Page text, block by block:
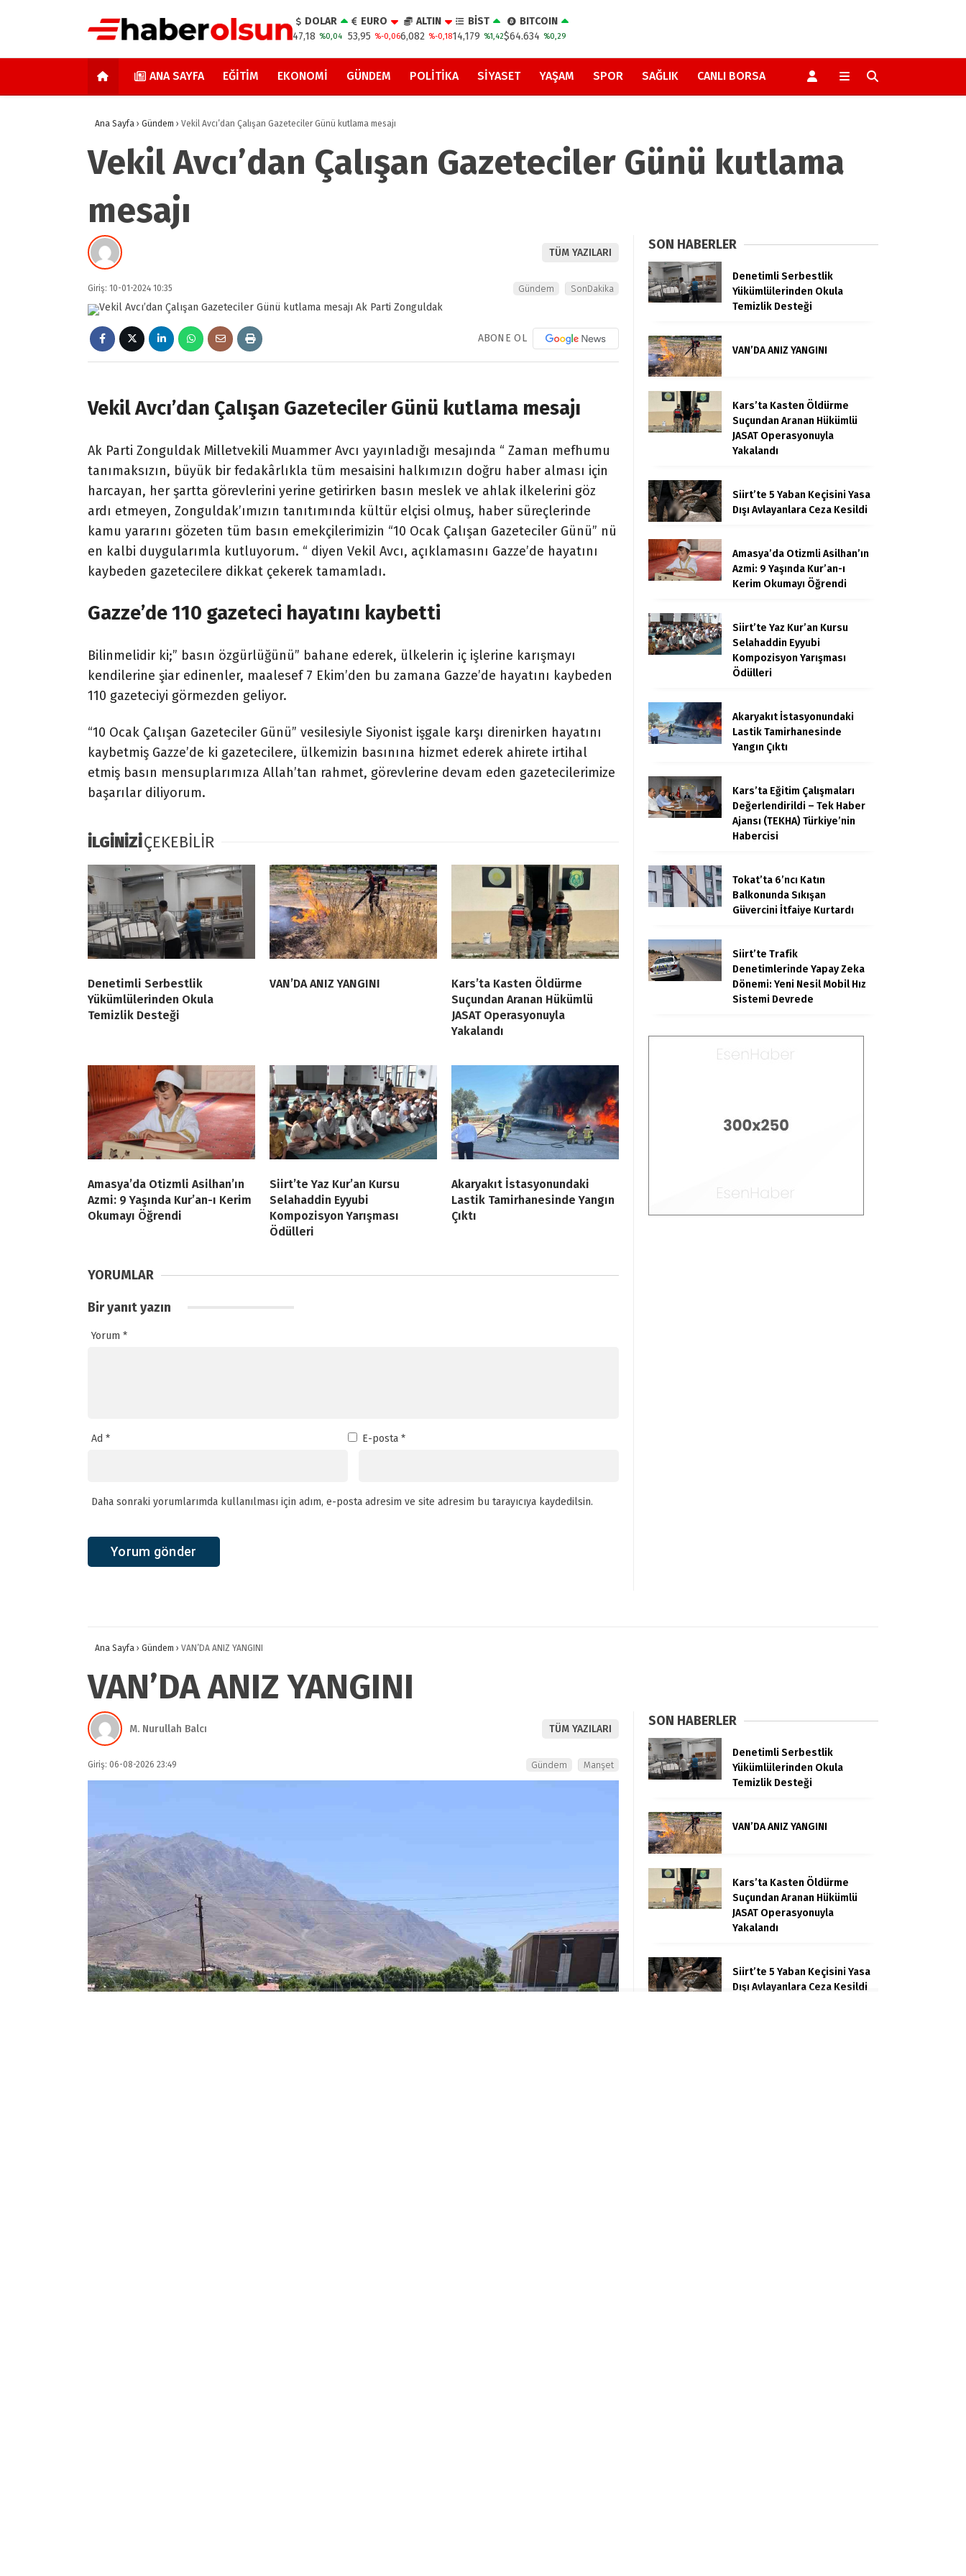
DOLAR
47,18 %0,04
EURO
53,95 %-0,06
ALTIN
6,082 %-0,18
BİST
14,179 %1,42
BITCOIN
$64.634 %0,29
ANA SAYFA EĞITIM EKONOMI GÜNDEM POLITIKA SIYASET YAŞAM SPOR SAĞLIK CANLI BORSA
Ana Sayfa › Gündem › Vekil Avcı’dan Çalışan Gazeteciler Günü kutlama mesajı
Vekil Avcı’dan Çalışan Gazeteciler Günü kutlama
mesajı
TÜM YAZILARI
Giriş: 10-01-2024 10:35 Gündem SonDakika
ABONE OL
Vekil Avcı’dan Çalışan Gazeteciler Günü kutlama mesajı
Ak Parti Zonguldak Milletvekili Muammer Avcı yayınladığı mesajında “ Zaman mefhumu
tanımaksızın, büyük bir fedakârlıkla tüm mesaisini halkımızın doğru haber alması için
harcayan, her şartta görevlerini yerine getirirken basın meslek ve ahlak ilkelerini göz
ardı etmeyen, Zonguldak’ımızın tanıtımında kültür elçisi olmuş, haber süreçlerinde
kamu yararını gözeten tüm basın emekçilerimizin “10 Ocak Çalışan Gazeteciler Günü” nü
en kalbi duygularımla kutluyorum. “ diyen Vekil Avcı, açıklamasını Gazze’de hayatını
kaybeden gazetecilere dikkat çekerek tamamladı.
Gazze’de 110 gazeteci hayatını kaybetti
Bilinmelidir ki;” basın özgürlüğünü” bahane ederek, ülkelerin iç işlerine karışmayı
kendilerine şiar edinenler, maalesef 7 Ekim’den bu zamana Gazze’de hayatını kaybeden
110 gazeteciyi görmezden geliyor.
“10 Ocak Çalışan Gazeteciler Günü” vesilesiyle Siyonist işgale karşı direnirken hayatını
kaybetmiş Gazze’de ki gazetecilere, ülkemizin basınına hizmet ederek ahirete irtihal
etmiş basın mensuplarımıza Allah’tan rahmet, görevlerine devam eden gazetecilerimize
başarılar diliyorum.
İLGİNİZİÇEKEBİLİR
Denetimli Serbestlik
Yükümlülerinden Okula
Temizlik Desteği
VAN’DA ANIZ YANGINI
Kars’ta Kasten Öldürme
Suçundan Aranan Hükümlü
JASAT Operasyonuyla
Yakalandı
Amasya’da Otizmli Asilhan’ın
Azmi: 9 Yaşında Kur’an-ı Kerim
Okumayı Öğrendi
Siirt’te Yaz Kur’an Kursu
Selahaddin Eyyubi
Kompozisyon Yarışması
Ödülleri
Akaryakıt İstasyonundaki
Lastik Tamirhanesinde Yangın
Çıktı
YORUMLAR
Bir yanıt yazın
Yorum *
Ad * E-posta *
Daha sonraki yorumlarımda kullanılması için adım, e-posta adresim ve site adresim bu tarayıcıya kaydedilsin.
SON HABERLER
Denetimli Serbestlik
Yükümlülerinden Okula
Temizlik Desteği
VAN’DA ANIZ YANGINI
Kars’ta Kasten Öldürme
Suçundan Aranan Hükümlü
JASAT Operasyonuyla
Yakalandı
Siirt’te 5 Yaban Keçisini Yasa
Dışı Avlayanlara Ceza Kesildi
Amasya’da Otizmli Asilhan’ın
Azmi: 9 Yaşında Kur’an-ı
Kerim Okumayı Öğrendi
Siirt’te Yaz Kur’an Kursu
Selahaddin Eyyubi
Kompozisyon Yarışması
Ödülleri
Akaryakıt İstasyonundaki
Lastik Tamirhanesinde
Yangın Çıktı
Kars’ta Eğitim Çalışmaları
Değerlendirildi – Tek Haber
Ajansı (TEKHA) Türkiye’nin
Habercisi
Tokat’ta 6’ncı Katın
Balkonunda Sıkışan
Güvercini İtfaiye Kurtardı
Siirt’te Trafik
Denetimlerinde Yapay Zeka
Dönemi: Yeni Nesil Mobil Hız
Sistemi Devrede
Ana Sayfa › Gündem › VAN’DA ANIZ YANGINI
VAN’DA ANIZ YANGINI
M. Nurullah Balcı TÜM YAZILARI
Giriş: 06-08-2026 23:49 Gündem Manşet
SON HABERLER
Denetimli Serbestlik
Yükümlülerinden Okula
Temizlik Desteği
VAN’DA ANIZ YANGINI
Kars’ta Kasten Öldürme
Suçundan Aranan Hükümlü
JASAT Operasyonuyla
Yakalandı
Siirt’te 5 Yaban Keçisini Yasa
Dışı Avlayanlara Ceza Kesildi